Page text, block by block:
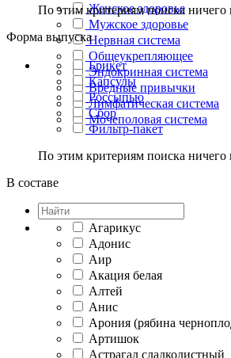
Женское здоровье
Мужское здоровье
Нервная система
Общеукрепляющее
Эндокринная система
Вредные привычки
Лимфатическая система
Мочеполовая система
По этим критериям поиска ничего
Форма выпуска
Брикет
Капсулы
Россыпью
Сбор
Фильтр-пакет
По этим критериям поиска ничего
В составе
Агарикус
Адонис
Аир
Акация белая
Алтей
Анис
Арония (рябина
Артишок
Астрагал сладколистный